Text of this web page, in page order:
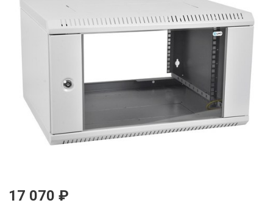
17 070 ₽